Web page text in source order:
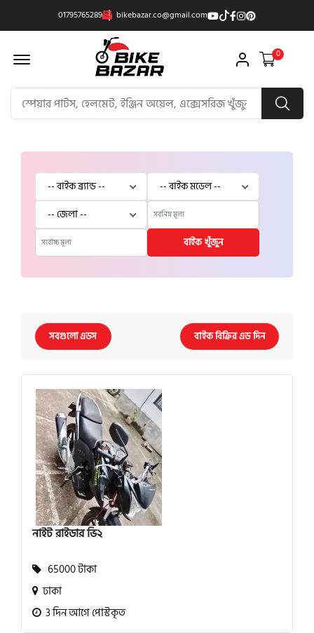
01795765289 bikebazar.co@gmail.com
Offcanvas Menu Open 0
বাইক খুঁজুন
সবগুলো এডস বাইক বিক্রির এড দিন
নাইট রাইডার ভি২
65000 টাকা
ঢাকা
3 দিন আগে পোস্টকৃত